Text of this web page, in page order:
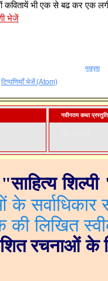
कवितायें भी एक से बढ कर एक
भेजें
मुखपृष्ठ
टिप्पणियाँ भेजें (Atom)
नवीनतम कथा
"साहित्य शिल्पी
के
लिखित
रचनाओं के